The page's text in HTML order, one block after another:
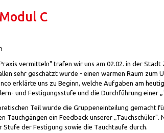
C
vermitteln" trafen wir uns am 02.02. in der
sehr geschätzt wurde - einen warmen Raum zum
erklärte uns zu Beginn, welche Aufgaben am
und Festigungsstufe und die Durchführung einer
Teil wurde die Gruppeneinteilung gemacht
Tauchgängen ein Feedback unserer
Stufe der Festigung sowie die Tauchtaufe durch.